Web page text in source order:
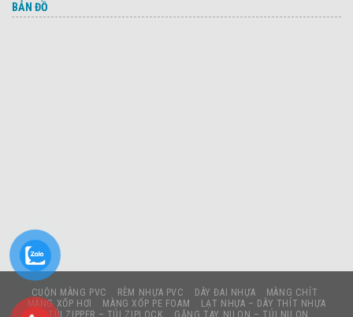
BẢN ĐỒ
CUỘN MÀNG PVC RÈM NHỰA PVC DÂY ĐAI NHỰA
MÀNG CHÍT
MÀNG XỐP HƠI
MÀNG XỐP PE FOAM
LẠT NHỰA – DÂY THÍT NHỰA
TÚI ZIPPER – TÚI ZIPLOCK
GĂNG TAY NILON – TÚI NILON